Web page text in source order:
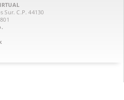
Sur. C.P. 44130
18801